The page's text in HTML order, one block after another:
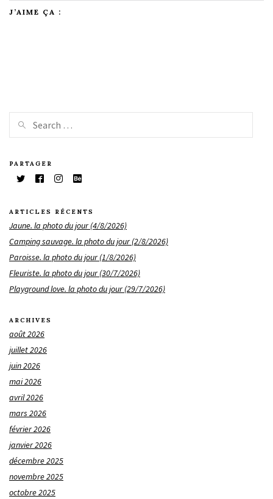
J’AIME ÇA :
PARTAGER
ARTICLES RÉCENTS
Jaune. la photo du jour (4/8/2026)
Camping sauvage. la photo du jour (2/8/2026)
Paroisse. la photo du jour (1/8/2026)
Fleuriste. la photo du jour (30/7/2026)
Playground love. la photo du jour (29/7/2026)
ARCHIVES
août 2026
juillet 2026
juin 2026
mai 2026
avril 2026
mars 2026
février 2026
janvier 2026
décembre 2025
novembre 2025
octobre 2025